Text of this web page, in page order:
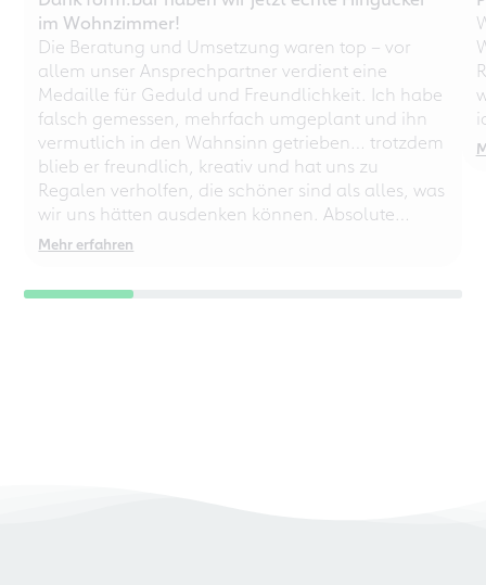
im Wohnzimmer!
Die Beratung und Umsetzung waren top – vor
allem unser Ansprechpartner verdient eine
Medaille für Geduld und Freundlichkeit. Ich habe
falsch gemessen, mehrfach umgeplant und ihn
vermutlich in den Wahnsinn getrieben… trotzdem
blieb er freundlich, kreativ und hat uns zu
Regalen verholfen, die schöner sind als alles, was
wir uns hätten ausdenken können. Absolute
Empfehlung – auch für chaotische
Mehr erfahren